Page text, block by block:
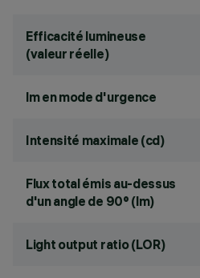
Efficacité lumineuse
(valeur réelle)
lm en mode d'urgence
Intensité maximale (cd)
Flux total émis au-dessus
d'un angle de 90° (lm)
Light output ratio (LOR)